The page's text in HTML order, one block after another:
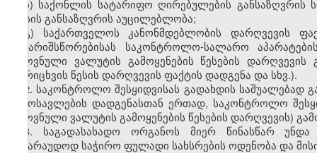
ბ) საქონლის სატარიფო ღირებულების
ფასის განსაზღვრის აუცილებლობა;
გ) საქართველოს კანონმდებლობის დარღვევის
ანგარიშსწორებისას საკონტროლო-სალარო
ეროვნული ვალუტის გამოყენების წესების
აღრიცხვის წესის დარღვევის ფაქტის დადგენა და სხვ.).
2. საკონტროლო შესყიდვისას გადახდის საშუალებად
შემოსავლების დადგენასთან ერთად, საკონტროლო
ეროვნული ვალუტის გამოყენების წესების დარღვევის)
3. საგადასახადო ორგანოს მიერ წინასწარ
სავარაუდოდ საჭირო ფულადი სახსრების ოდენობა და